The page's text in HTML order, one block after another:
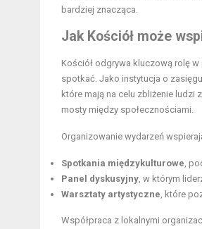
bardziej znacząca.
Jak Kościół może
Kościół odgrywa kluczową rolę
spotkać. Jako instytucja o
które mają na celu zbliżenie ludzi
mosty między społecznościami.
Organizowanie wydarzeń
Spotkania międzykulturowe ,
Panel dyskusyjny , w którym
Warsztaty artystyczne , które
Współpraca z lokalnymi